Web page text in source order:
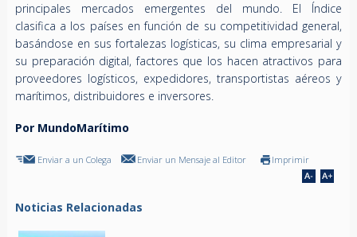
principales mercados emergentes del mundo. El Índice
clasifica a los países en función de su competitividad general,
basándose en sus fortalezas logísticas, su clima empresarial y
su preparación digital, factores que los hacen atractivos para
proveedores logísticos, expedidores, transportistas aéreos y
marítimos, distribuidores e inversores.
Por MundoMarítimo
Enviar a un Colega Enviar un Mensaje al Editor Imprimir
Noticias Relacionadas